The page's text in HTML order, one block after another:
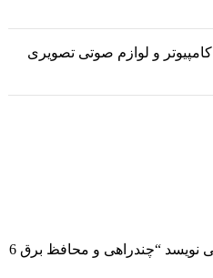
کامپیوتر و لوازم صوتی تصویری
اولین کسی باشید که دیدگاهی می نویسد “چندراهی و محافظ برق 6